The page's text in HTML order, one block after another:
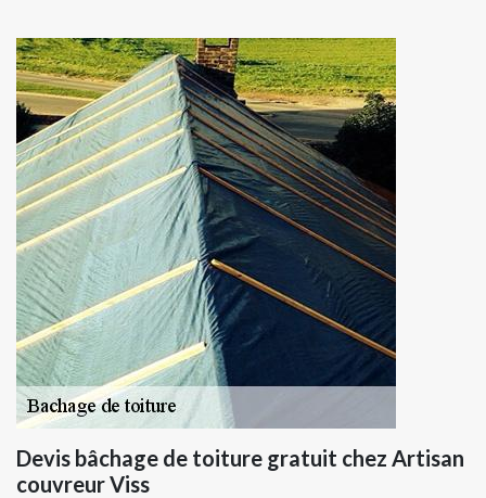
Devis bâchage de toiture gratuit chez Artisan
couvreur Viss